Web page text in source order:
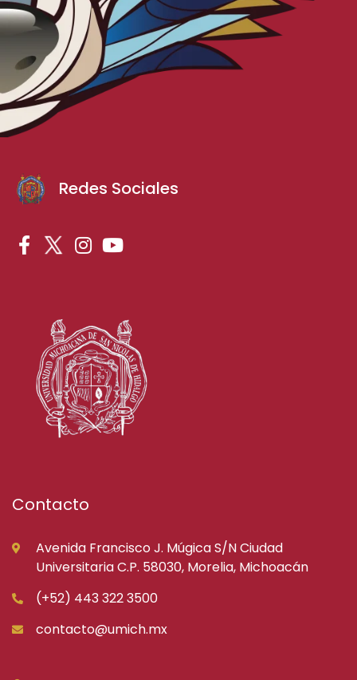
Redes Sociales
Contacto
Avenida Francisco J. Múgica S/N Ciudad
Universitaria C.P. 58030, Morelia, Michoacán
(+52) 443 322 3500
contacto@umich.mx